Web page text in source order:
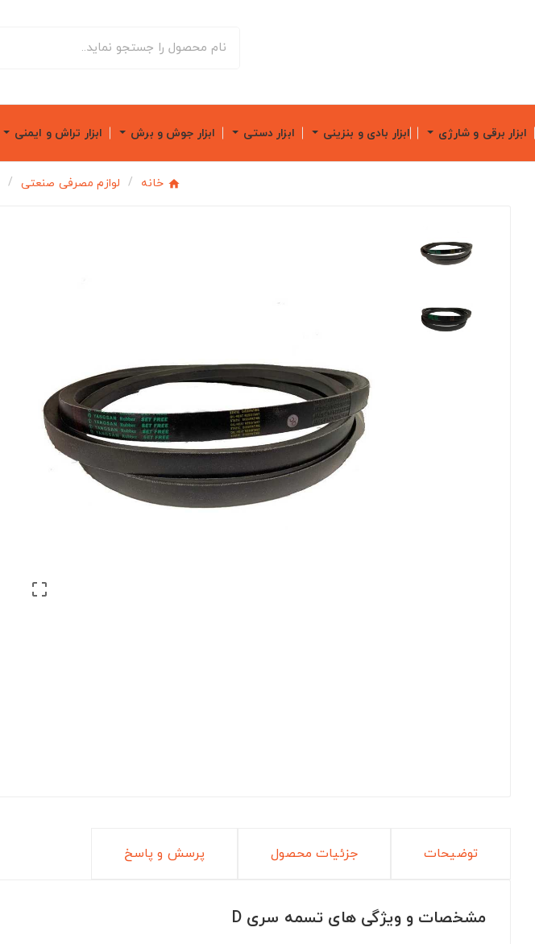
ابزار برقی و شارژی ابزار بادی و بنزینی ابزار دستی ابزار جوش و برش ابزار تراش و ایمنی
خانه لوازم مصرفی صنعتی

توضیحات جزئیات محصول پرسش و پاسخ
مشخصات و ویژگی های تسمه سری D